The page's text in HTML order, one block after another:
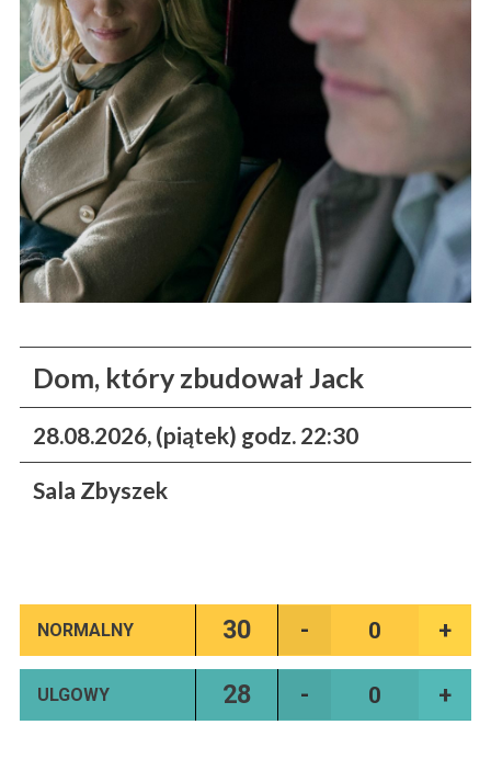
Dom, który zbudował Jack
28.08.2026, (piątek) godz. 22:30
Sala Zbyszek
NORMALNY 30
ULGOWY 28